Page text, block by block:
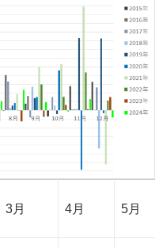
3月 4月 5月